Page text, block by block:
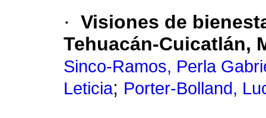
· Visiones de
Tehuacán-Cuicatlán,
Sinco-Ramos, Perla
Leticia; Porter-Bolland,